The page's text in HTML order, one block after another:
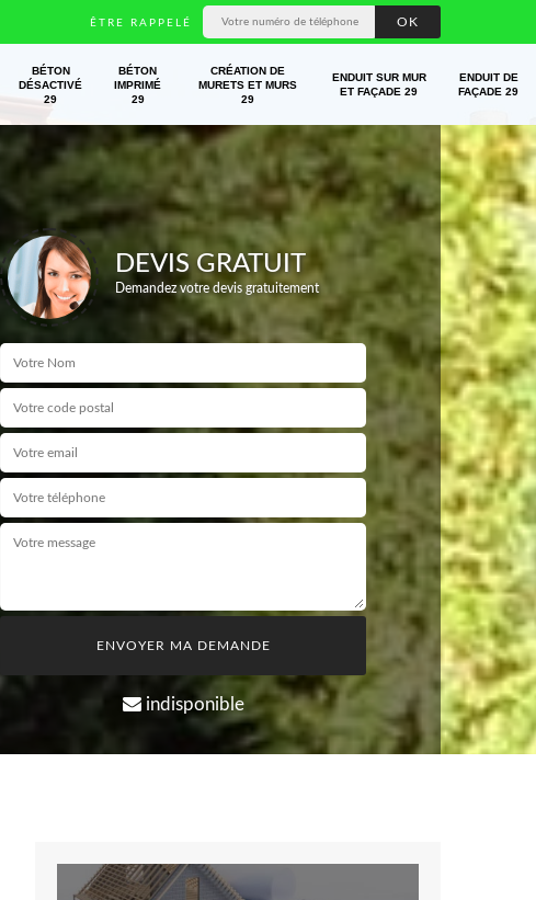
ÊTRE RAPPELÉ
BÉTON
DÉSACTIVÉ
29
BÉTON
IMPRIMÉ
29
CRÉATION DE
MURETS ET MURS
29
ENDUIT SUR MUR
ET FAÇADE 29
ENDUIT DE
FAÇADE 29
DEVIS GRATUIT
Demandez votre devis gratuitement
indisponible